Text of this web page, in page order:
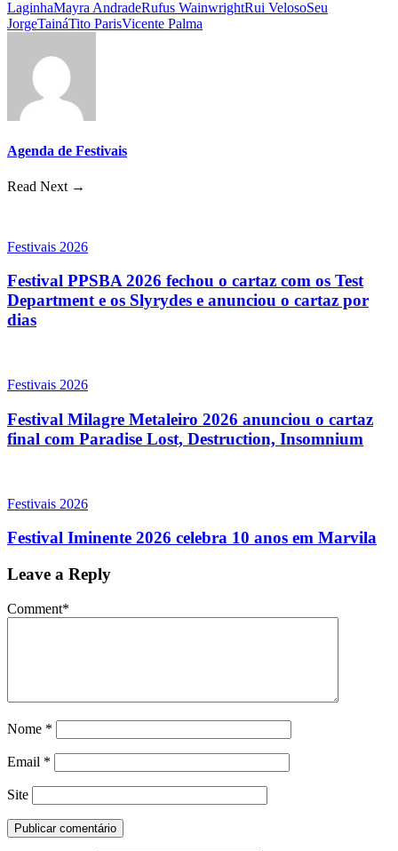
LaginhaMayra AndradeRufus WainwrightRui VelosoSeu
JorgeTaináTito ParisVicente Palma
Agenda de Festivais
Read Next →
Festivais 2026
Festival PPSBA 2026 fechou o cartaz com os Test
Department e os Slyrydes e anunciou o cartaz por
dias
Festivais 2026
Festival Milagre Metaleiro 2026 anunciou o cartaz
final com Paradise Lost, Destruction, Insomnium
Festivais 2026
Festival Iminente 2026 celebra 10 anos em Marvila
Leave a Reply
Comment*
Nome *
Email *
Site